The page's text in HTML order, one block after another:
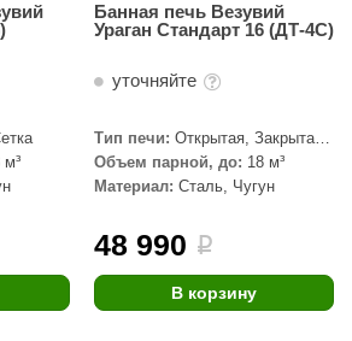
м³
Банная печь Везувий
Ураган Стандарт 16 (ДТ-4С)
уточняйте
Тип печи: Открытая, Закрытая,
Сетка
Объем парной, до: 18 м³
Материал: Сталь, Чугун
48 990 i
В корзину